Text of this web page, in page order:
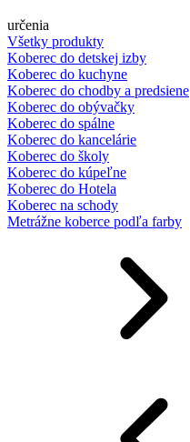
určenia
Všetky produkty
Koberec do detskej izby
Koberec do kuchyne
Koberec do chodby a predsiene
Koberec do obývačky
Koberec do spálne
Koberec do kancelárie
Koberec do školy
Koberec do kúpeľne
Koberec do Hotela
Koberec na schody
Metrážne koberce podľa farby